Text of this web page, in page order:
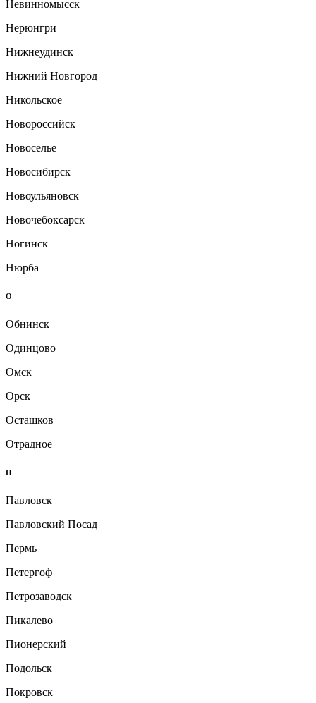
Невинномысск
Нерюнгри
Нижнеудинск
Нижний Новгород
Никольское
Новороссийск
Новоселье
Новосибирск
Новоульяновск
Новочебоксарск
Ногинск
Нюрба
О
Обнинск
Одинцово
Омск
Орск
Осташков
Отрадное
П
Павловск
Павловский Посад
Пермь
Петергоф
Петрозаводск
Пикалево
Пионерский
Подольск
Покровск